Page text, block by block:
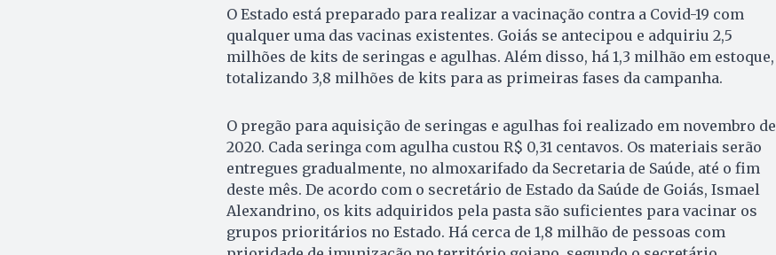
O Estado está preparado para realizar a vacinação contra a Covid-19 com
qualquer uma das vacinas existentes. Goiás se antecipou e adquiriu 2,5
milhões de kits de seringas e agulhas. Além disso, há 1,3 milhão em estoque,
totalizando 3,8 milhões de kits para as primeiras fases da campanha.
O pregão para aquisição de seringas e agulhas foi realizado em novembro de
2020. Cada seringa com agulha custou R$ 0,31 centavos. Os materiais serão
entregues gradualmente, no almoxarifado da Secretaria de Saúde, até o fim
deste mês. De acordo com o secretário de Estado da Saúde de Goiás, Ismael
Alexandrino, os kits adquiridos pela pasta são suficientes para vacinar os
grupos prioritários no Estado. Há cerca de 1,8 milhão de pessoas com